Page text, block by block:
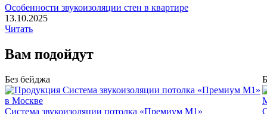
Особенности звукоизоляции стен в квартире
13.10.2025
Читать
Вам подойдут
Без бейджа
Cистема звукоизоляции потолка «Премиум М1»